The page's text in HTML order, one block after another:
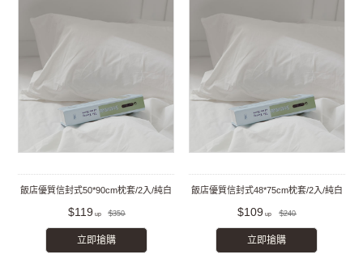
飯店優質信封式50*90cm枕套/2入/純白
$119 $350
立即搶購
飯店優質信封式48*75cm枕套/2入/純白
$109 $240
立即搶購